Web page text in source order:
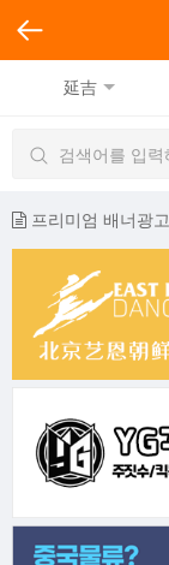
延吉
프리미엄 배너광고